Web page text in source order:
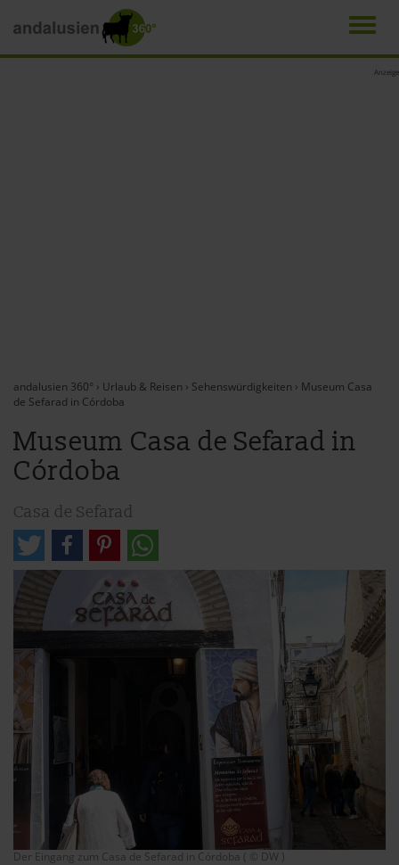
Anzeige
andalusien 360° › Urlaub & Reisen › Sehenswürdigkeiten › Museum Casa
de Sefarad in Córdoba
Museum Casa de Sefarad in
Córdoba
Casa de Sefarad
Der Eingang zum Casa de Sefarad in Córdoba ( © DW )